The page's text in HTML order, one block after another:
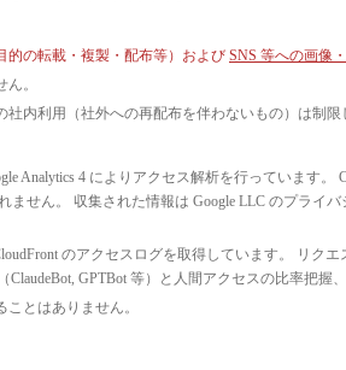
的の転載・複製・配布等）および SNS 等への画像
。
内利用（社外への再配布を伴わないもの）は制限
Analytics 4 によりアクセス解析を行っています
ません。 収集された情報は Google LLC のプライ
のアクセスログを取得しています。 リク
GPTBot 等）と人間アクセスの比率把握
とはありません。